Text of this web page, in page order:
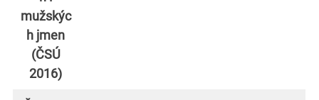
mužskýc
h jmen
(ČSÚ
2016)